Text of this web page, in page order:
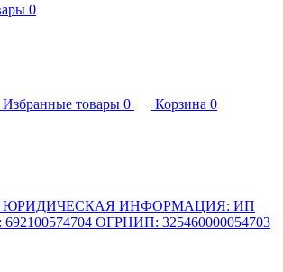
0
Избранные товары 0 Корзина 0
ЮРИДИЧЕСКАЯ ИНФОРМАЦИЯ: ИП
ОГРНИП: 325460000054703